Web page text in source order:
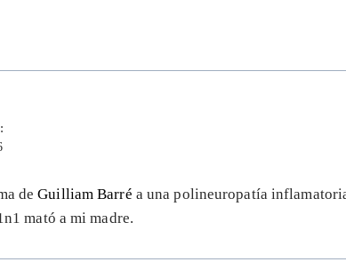
deGuilliam Barré a una polineuropatía
mató a mi madre.